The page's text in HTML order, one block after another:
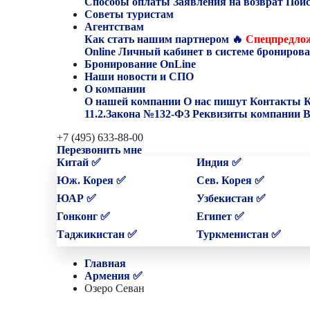
Советы туристам
Агентствам
Как стать нашим партнером 🔥
Online Личный кабинет в системе
Бронирование OnLine
Наши новости и СПО
О компании
О нашей компании О нас пишут Контакты
11.2.Закона №132-ФЗ Реквизиты компании
+7 (495) 633-88-00
Перезвонить мне
Китай ✅
Индия ✅
Юж. Корея ✅
Сев. Корея ✅
ЮАР ✅
Узбекистан ✅
Гонконг ✅
Египет ✅
Таджикистан ✅
Туркменистан ✅
Главная
Армения ✅
Озеро Севан